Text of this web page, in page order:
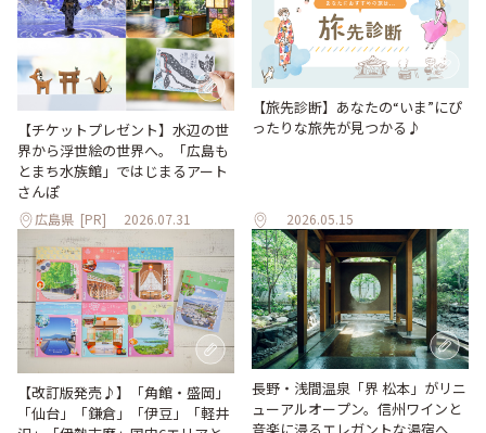
【チケットプレゼント】水辺の世
界から浮世絵の世界へ。「広島も
とまち水族館」ではじまるアート
さんぽ
広島県 [PR] 2026.07.31
【旅先診断】あなたの“いま”にぴ
ったりな旅先が見つかる♪
2026.05.15
【改訂版発売♪】「角館・盛岡」
「仙台」「鎌倉」「伊豆」「軽井
長野・浅間温泉「界 松本」がリニ
ューアルオープン。信州ワインと